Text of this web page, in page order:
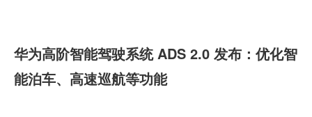
华为高阶智能驾驶系统 ADS 2.0 发布：优化智
能泊车、高速巡航等功能